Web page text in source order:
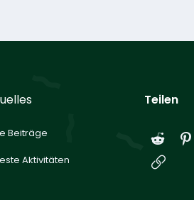
Beiträge
Aktivitäten
Teilen
Reddit